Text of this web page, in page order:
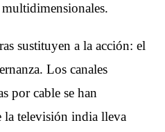
sustituyen a la acción: el
Los canales
por cable se han
la televisión india lleva